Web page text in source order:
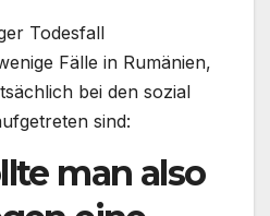
Todesfall
Fälle in Rumänien,
bei den sozial
sind:
man also